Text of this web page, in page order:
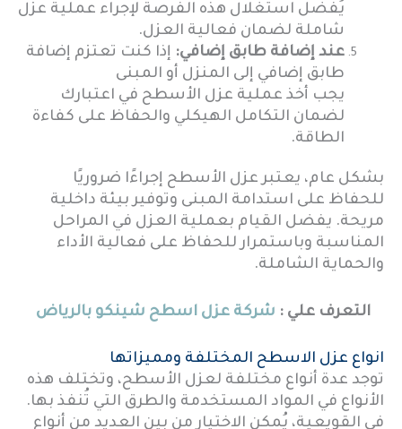
يُفضل استغلال هذه الفرصة لإجراء عملية عزل
شاملة لضمان فعالية العزل.
عند إضافة طابق إضافي: إذا كنت تعتزم إضافة
طابق إضافي إلى المنزل أو المبنى
يجب أخذ عملية عزل الأسطح في اعتبارك
لضمان التكامل الهيكلي والحفاظ على كفاءة
الطاقة.
بشكل عام، يعتبر عزل الأسطح إجراءًا ضروريًا
للحفاظ على استدامة المبنى وتوفير بيئة داخلية
مريحة. يفضل القيام بعملية العزل في المراحل
المناسبة وباستمرار للحفاظ على فعالية الأداء
والحماية الشاملة.
التعرف علي : شركة عزل اسطح شينكو بالرياض
انواع عزل الاسطح المختلفة ومميزاتها
توجد عدة أنواع مختلفة لعزل الأسطح، وتختلف هذه
الأنواع في المواد المستخدمة والطرق التي تُنفذ بها.
في القويعية، يُمكن الاختيار من بين العديد من أنواع